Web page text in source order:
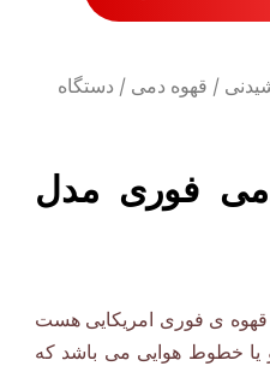
/ قهوه دمی / دستگاه
فوری مدل
قهوه ی فوری امریکایی هست
یا خطوط هوایی می باشد که